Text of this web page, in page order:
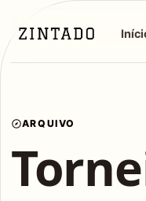
ARQUIVO